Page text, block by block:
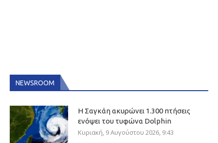
NEWSROOM
Η Σαγκάη ακυρώνει 1.300 πτήσεις
ενόψει του τυφώνα Dolphin
Κυριακή, 9 Αυγούστου 2026, 9:43